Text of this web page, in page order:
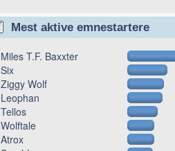
Mest aktive emnestartere
Miles T.F. Baxxter
Six
Ziggy Wolf
Leophan
Tellos
Wolftale
Atrox